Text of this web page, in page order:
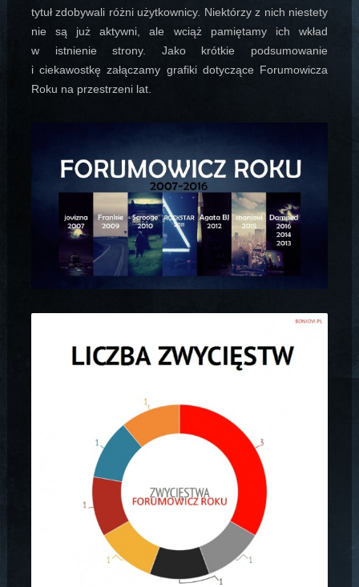
tytuł zdobywali różni użytkownicy. Niektórzy z nich niestety
nie są już aktywni, ale wciąż pamiętamy ich wkład
w istnienie strony. Jako krótkie podsumowanie
i ciekawostkę załączamy grafiki dotyczące Forumowicza
Roku na przestrzeni lat.